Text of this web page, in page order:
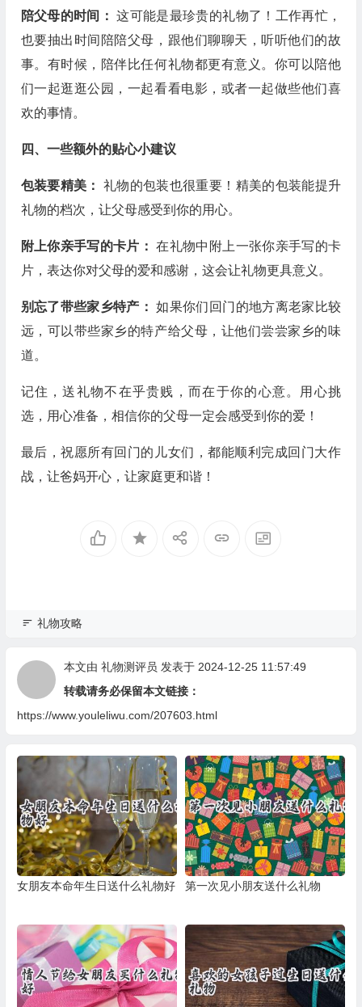
陪父母的时间：这可能是最珍贵的礼物了！工作再忙，
也要抽出时间陪陪父母，跟他们聊聊天，听听他们的故
事。有时候，陪伴比任何礼物都更有意义。你可以陪他
们一起逛逛公园，一起看看电影，或者一起做些他们喜
欢的事情。
四、一些额外的贴心小建议
包装要精美：礼物的包装也很重要！精美的包装能提升
礼物的档次，让父母感受到你的用心。
附上你亲手写的卡片：在礼物中附上一张你亲手写的卡
片，表达你对父母的爱和感谢，这会让礼物更具意义。
别忘了带些家乡特产：如果你们回门的地方离老家比较
远，可以带些家乡的特产给父母，让他们尝尝家乡的味
道。
记住，送礼物不在乎贵贱，而在于你的心意。用心挑
选，用心准备，相信你的父母一定会感受到你的爱！
最后，祝愿所有回门的儿女们，都能顺利完成回门大作
战，让爸妈开心，让家庭更和谐！
礼物攻略
本文由 礼物测评员 发表于 2024-12-25 11:57:49
转载请务必保留本文链接：
https://www.youleliwu.com/207603.html
女朋友本命年生日送什么礼物好 第一次见小朋友送什么礼物